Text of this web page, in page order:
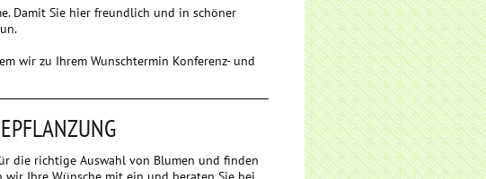
Damit Sie hier freundlich und in schöner
wir zu Ihrem Wunschtermin Konferenz- und
die richtige Auswahl von Blumen und finden